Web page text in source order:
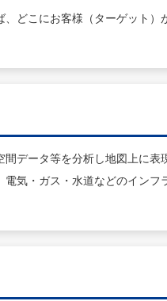
どこにお客様（ターゲット）
間データ等を分析し地図上に表
気・ガス・水道などのインフ